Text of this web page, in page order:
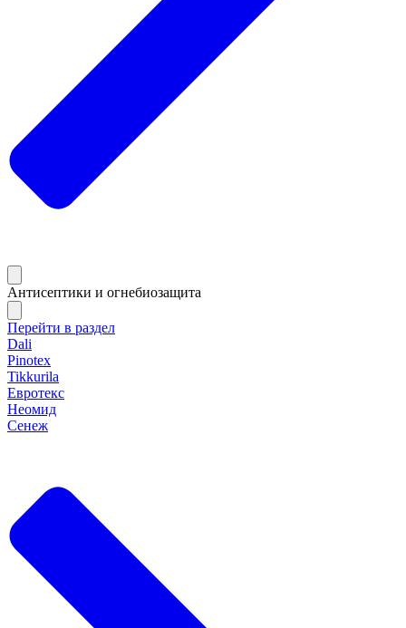
Антисептики и огнебиозащита
Перейти в раздел
Dali
Pinotex
Tikkurila
Евротекс
Неомид
Сенеж